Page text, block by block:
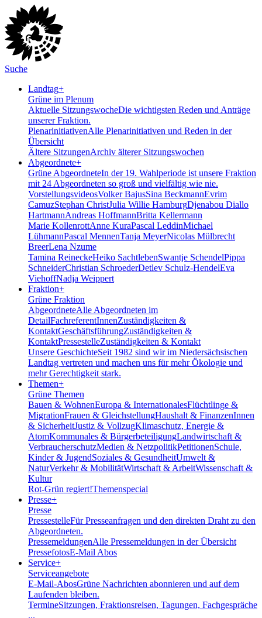
Suche
Landtag+
Grüne im Plenum
Aktuelle SitzungswocheDie wichtigsten Reden und Anträge
unserer Fraktion.
PlenarinitiativenAlle Plenarinitiativen und Reden in der
Übersicht
Ältere SitzungenArchiv älterer Sitzungswochen
Abgeordnete+
Grüne AbgeordneteIn der 19. Wahlperiode ist unsere Fraktion
mit 24 Abgeordneten so groß und vielfältig wie nie.
VorstellungsvideosVolker BajusSina BeckmannEvrim
CamuzStephan ChristJulia Willie HamburgDjenabou Diallo
HartmannAndreas HoffmannBritta Kellermann
Marie KollenrottAnne KuraPascal LeddinMichael
LühmannPascal MennenTanja MeyerNicolas Mülbrecht
BreerLena Nzume
Tamina ReineckeHeiko SachtlebenSwantje SchendelPippa
SchneiderChristian SchroederDetlev Schulz-HendelEva
ViehoffNadja Weippert
Fraktion+
Grüne Fraktion
AbgeordneteAlle Abgeordneten im
DetailFachreferentInnenZuständigkeiten &
KontaktGeschäftsführungZuständigkeiten &
KontaktPressestelleZuständigkeiten & Kontakt
Unsere GeschichteSeit 1982 sind wir im Nieder­sächsischen
Landtag vertreten und machen uns für mehr Ökologie und
mehr Gerechtigkeit stark.
Themen+
Grüne Themen
Bauen & WohnenEuropa & InternationalesFlüchtlinge &
MigrationFrauen & GleichstellungHaushalt & FinanzenInnen
& SicherheitJustiz & VollzugKlimaschutz, Energie &
AtomKommunales & BürgerbeteiligungLandwirtschaft &
VerbraucherschutzMedien & NetzpolitikPetitionenSchule,
Kinder & JugendSoziales & GesundheitUmwelt &
NaturVerkehr & MobilitätWirtschaft & ArbeitWissenschaft &
Kultur
Rot-Grün regiert!Themenspecial
Presse+
Presse
PressestelleFür Presseanfragen und den direkten Draht zu den
Abgeordneten.
PressemeldungenAlle Pressemeldungen in der Übersicht
PressefotosE-Mail Abos
Service+
Serviceangebote
E-Mail-AbosGrüne Nachrichten abonnieren und auf dem
Laufenden bleiben.
TermineSitzungen, Fraktionsreisen, Tagungen, Fachgespräche
...